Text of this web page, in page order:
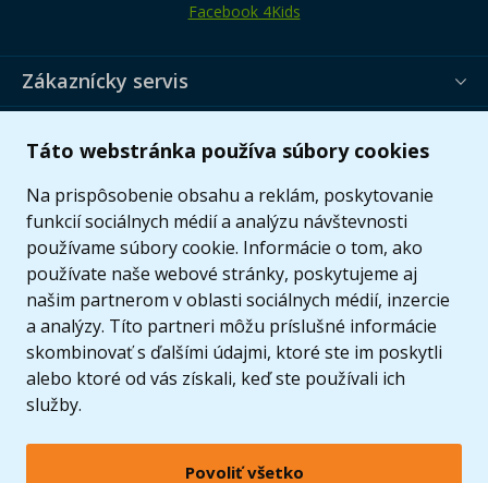
Táto webstránka používa súbory cookies
Na prispôsobenie obsahu a reklám, poskytovanie
funkcií sociálnych médií a analýzu návštevnosti
používame súbory cookie. Informácie o tom, ako
používate naše webové stránky, poskytujeme aj
našim partnerom v oblasti sociálnych médií, inzercie
a analýzy. Títo partneri môžu príslušné informácie
skombinovať s ďalšími údajmi, ktoré ste im poskytli
alebo ktoré od vás získali, keď ste používali ich
služby.
Povoliť všetko
Facebook 4Kids
Zákaznícky servis